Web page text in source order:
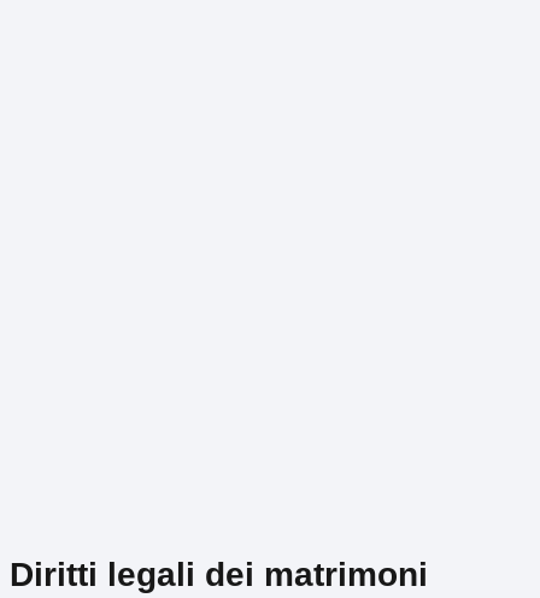
Diritti legali dei matrimoni